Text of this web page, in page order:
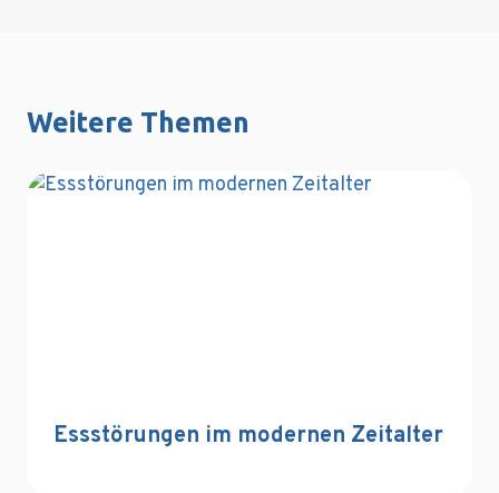
Weitere Themen
Essstörungen im modernen Zeitalter